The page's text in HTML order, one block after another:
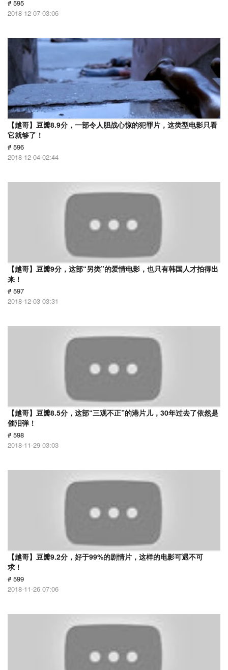
# 595
2018-12-07 03:06
【越哥】豆瓣8.9分，一部令人胆战心惊的犯罪片，这类型电影只看
它就够了！
# 596
2018-12-04 02:44
【越哥】豆瓣9分，这部“另类”的爱情电影，也只有韩国人才拍得出
来！
# 597
2018-12-03 03:31
【越哥】豆瓣8.5分，这部“三观不正”的港片儿，30年过去了依然是
催泪弹！
# 598
2018-11-29 03:03
【越哥】豆瓣9.2分，好于99%的剧情片，这样的电影可遇不可
求！
# 599
2018-11-26 07:06